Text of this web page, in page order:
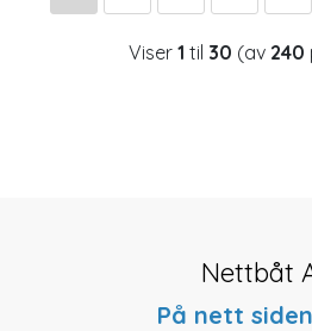
Viser 1 til 30 (av 240
Nettbåt
På nett